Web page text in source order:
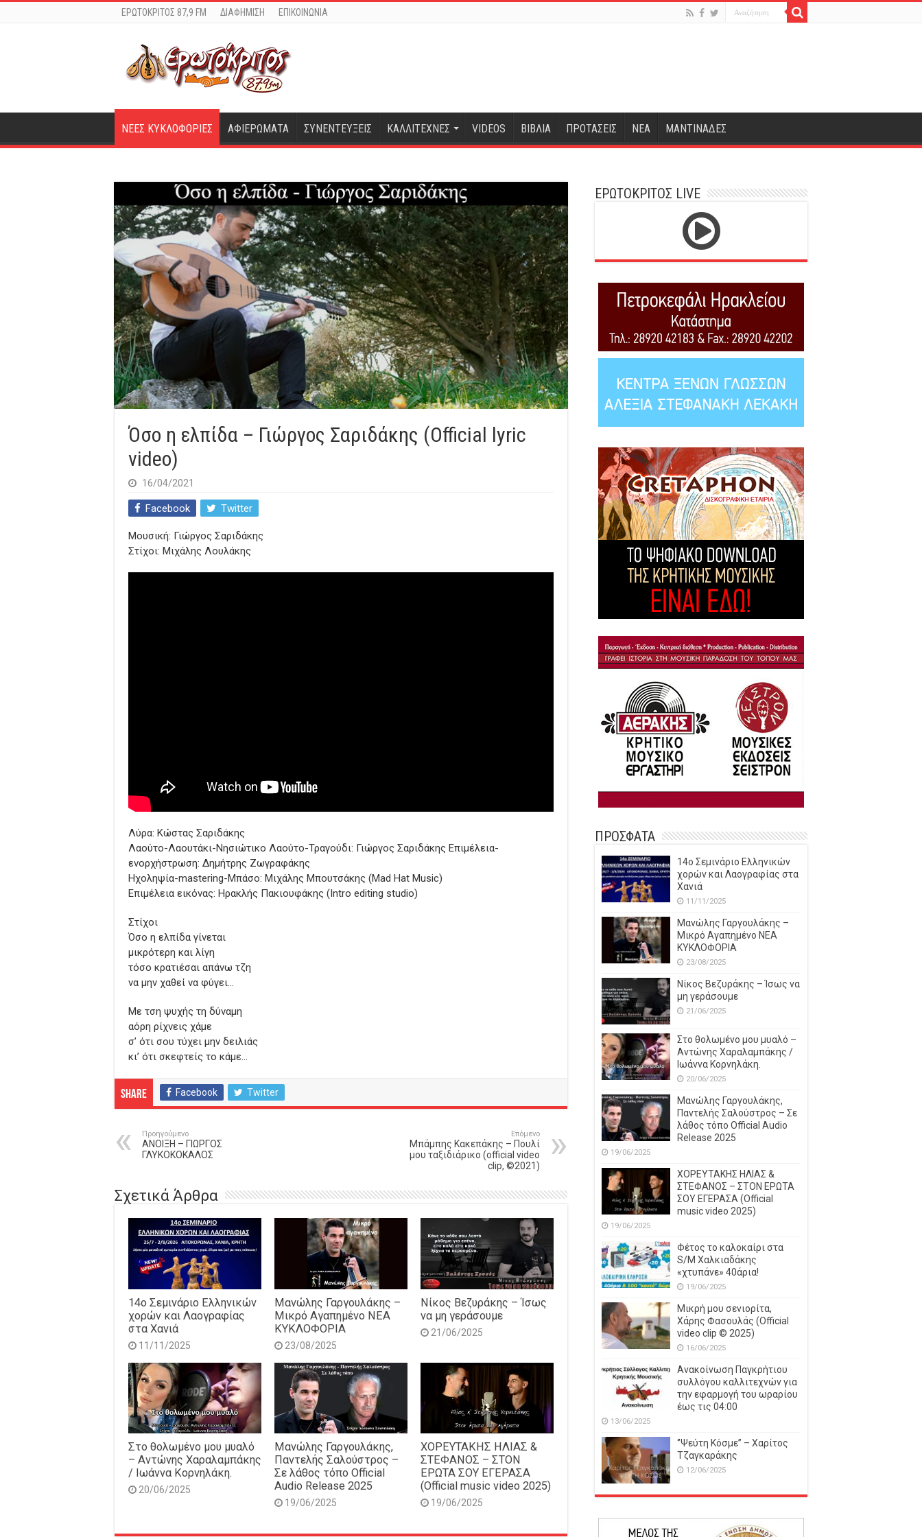
ΕΡΩΤΟΚΡΙΤΟΣ 87,9 FM ΔΙΑΦΗΜΙΣΗ ΕΠΙΚΟΙΝΩΝΙΑ
ΝΕΕΣ ΚΥΚΛΟΦΟΡΙΕΣ ΑΦΙΕΡΩΜΑΤΑ ΣΥΝΕΝΤΕΥΞΕΙΣ ΚΑΛΛΙΤΕΧΝΕΣ VIDEOS ΒΙΒΛΙΑ ΠΡΟΤΑΣΕΙΣ ΝΕΑ ΜΑΝΤΙΝΑΔΕΣ
Όσο η ελπίδα – Γιώργος Σαριδάκης (Official lyric
video)
16/04/2021
Facebook Twitter
Μουσική: Γιώργος Σαριδάκης
Στίχοι: Μιχάλης Λουλάκης
Λύρα: Κώστας Σαριδάκης
Λαούτο-Λαουτάκι-Νησιώτικο Λαούτο-Τραγούδι: Γιώργος Σαριδάκης Επιμέλεια-
ενορχήστρωση: Δημήτρης Ζωγραφάκης
Ηχοληψία-mastering-Μπάσο: Μιχάλης Μπουτσάκης (Mad Hat Music)
Επιμέλεια εικόνας: Ηρακλής Πακιουφάκης (Intro editing studio)
Στίχοι
Όσο η ελπίδα γίνεται
μικρότερη και λίγη
τόσο κρατιέσαι απάνω τζη
να μην χαθεί να φύγει…
Με τση ψυχής τη δύναμη
αόρη ρίχνεις χάμε
σ’ ότι σου τύχει μην δειλιάς
κι’ ότι σκεφτείς το κάμε…
Share Facebook Twitter
Προηγούμενο
ΑΝΟΙΞΗ – ΓΙΩΡΓΟΣ
ΓΛΥΚΟΚΟΚΑΛΟΣ
Επόμενο
Μπάμπης Κακεπάκης – Πουλί
μου ταξιδιάρικο (official video
clip, ©2021)
Σχετικά Άρθρα
14o Σεμινάριο Ελληνικών
χορών και Λαογραφίας
στα Χανιά
11/11/2025
Μανώλης Γαργουλάκης –
Μικρό Αγαπημένο NEΑ
ΚΥΚΛΟΦΟΡΙΑ
23/08/2025
Νίκος Βεζυράκης – Ίσως
να μη γεράσουμε
21/06/2025
Στο θολωμένο μου μυαλό
– Αντώνης Χαραλαμπάκης
/ Ιωάννα Κορνηλάκη.
20/06/2025
Μανώλης Γαργουλάκης,
Παντελής Σαλούστρος –
Σε λάθος τόπο Official
Audio Release 2025
19/06/2025
ΧΟΡΕΥΤΑΚΗΣ ΗΛΙΑΣ &
ΣΤΕΦΑΝΟΣ – ΣΤΟΝ
ΕΡΩΤΑ ΣΟΥ ΕΓΕΡΑΣΑ
(Official music video 2025)
19/06/2025
ΕΡΩΤΟΚΡΙΤΟΣ LIVE
ΠΡΟΣΦΑΤΑ
14o Σεμινάριο Ελληνικών
χορών και Λαογραφίας στα
Χανιά
11/11/2025
Μανώλης Γαργουλάκης –
Μικρό Αγαπημένο NEΑ
ΚΥΚΛΟΦΟΡΙΑ
23/08/2025
Νίκος Βεζυράκης – Ίσως να
μη γεράσουμε
21/06/2025
Στο θολωμένο μου μυαλό –
Αντώνης Χαραλαμπάκης /
Ιωάννα Κορνηλάκη.
20/06/2025
Μανώλης Γαργουλάκης,
Παντελής Σαλούστρος – Σε
λάθος τόπο Official Audio
Release 2025
19/06/2025
ΧΟΡΕΥΤΑΚΗΣ ΗΛΙΑΣ &
ΣΤΕΦΑΝΟΣ – ΣΤΟΝ ΕΡΩΤΑ
ΣΟΥ ΕΓΕΡΑΣΑ (Official
music video 2025)
19/06/2025
Φέτος το καλοκαίρι στα
S/M Χαλκιαδάκης
«χτυπάνε» 40άρια!
19/06/2025
Μικρή μου σενιορίτα,
Χάρης Φασουλάς (Official
video clip © 2025)
16/06/2025
Ανακοίνωση Παγκρήτιου
συλλόγου καλλιτεχνών για
την εφαρμογή του ωραρίου
έως τις 04:00
13/06/2025
‘’Ψεύτη Κόσμε’’ – Χαρίτος
Τζαγκαράκης
12/06/2025